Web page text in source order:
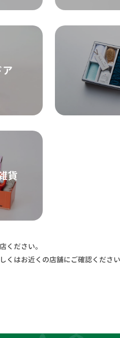
貨
ください。
はお近くの店舗にご確認ください